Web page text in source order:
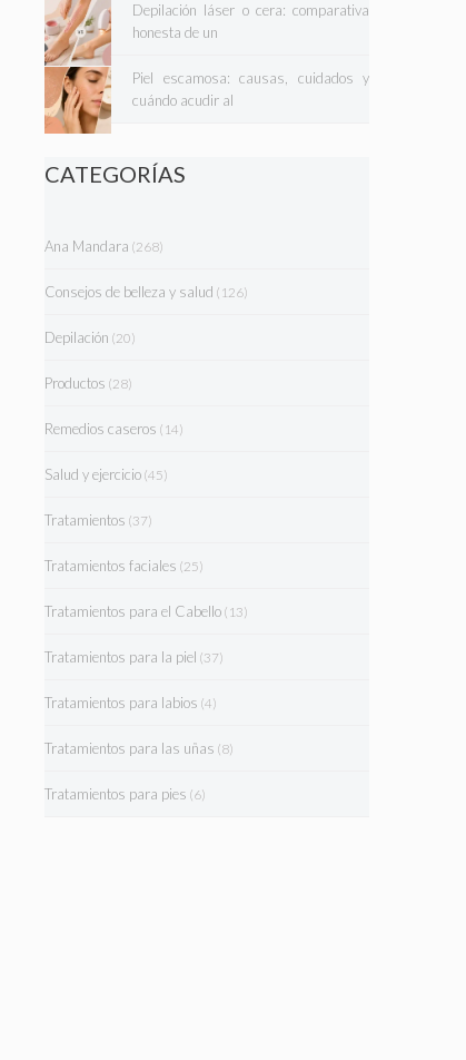
Depilación láser o cera: comparativa
honesta de un
Piel escamosa: causas, cuidados y
cuándo acudir al
CATEGORÍAS
Ana Mandara (268)
Consejos de belleza y salud (126)
Depilación (20)
Productos (28)
Remedios caseros (14)
Salud y ejercicio(45)
Tratamientos (37)
Tratamientos faciales (25)
Tratamientos para el Cabello(13)
Tratamientos para la piel (37)
Tratamientos para labios (4)
Tratamientos para las uñas (8)
Tratamientos para pies (6)